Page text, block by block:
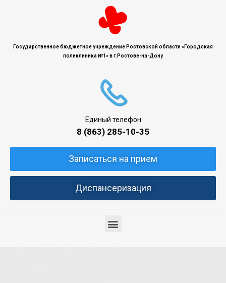
Государственное бюджетное учреждение Ростовской области «Городская
поликлиника №1» в г.Ростове-на-Дону
Единый телефон
8 (863) 285-10-35
Записаться на прием
Диспансеризация